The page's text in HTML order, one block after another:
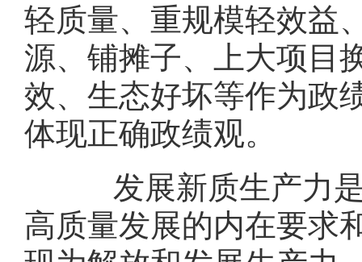
轻质量、重规模轻效益
源、铺摊子、上大项目
效、生态好坏等作为政
体现正确政绩观。
发展新质生产力是
高质量发展的内在要求